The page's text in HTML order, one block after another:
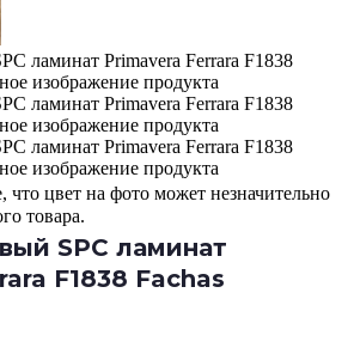
что цвет на фото может незначительно
товара.
SPC ламинат
F1838 Fachas